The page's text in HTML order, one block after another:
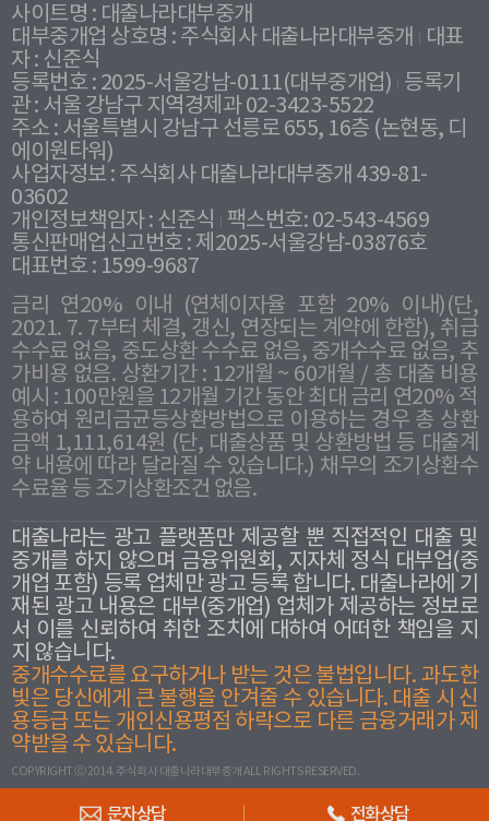
문자상담 전화상담
사이트명 : 대출나라대부중개
대부중개업 상호명 : 주식회사 대출나라대부중개
대표
자 : 신준식
등록번호 : 2025-서울강남-0111(대부중개업) 등록기
관 : 서울 강남구 지역경제과 02-3423-5522
주소 : 서울특별시 강남구 선릉로 655, 16층 (논현동, 디
에이원타워)
사업자정보 : 주식회사 대출나라대부중개 439-81-
03602
개인정보책임자 : 신준식
팩스번호: 02-543-4569
통신판매업신고번호 : 제2025-서울강남-03876호
대표번호 : 1599-9687
금리 연20% 이내 (연체이자율 포함 20% 이내)(단,
2021. 7. 7부터 체결, 갱신, 연장되는 계약에 한함), 취급
수수료 없음, 중도상환 수수료 없음, 중개수수료 없음, 추
가비용 없음. 상환기간 : 12개월 ~ 60개월 / 총 대출 비용
예시 : 100만원을 12개월 기간 동안 최대 금리 연20% 적
용하여 원리금균등상환방법으로 이용하는 경우 총 상환
금액 1,111,614원 (단, 대출상품 및 상환방법 등 대출계
약 내용에 따라 달라질 수 있습니다.) 채무의 조기상환수
수료율 등 조기상환조건 없음.
대출나라는 광고 플랫폼만 제공할 뿐 직접적인 대출 및
중개를 하지 않으며 금융위원회, 지자체 정식 대부업(중
개업 포함) 등록 업체만 광고 등록 합니다. 대출나라에 기
재된 광고 내용은 대부(중개업) 업체가 제공하는 정보로
서 이를 신뢰하여 취한 조치에 대하여 어떠한 책임을 지
지 않습니다.
중개수수료를 요구하거나 받는 것은 불법입니다. 과도한
빛은 당신에게 큰 불행을 안겨줄 수 있습니다. 대출 시 신
용등급 또는 개인신용평점 하락으로 다른 금융거래가 제
약받을 수 있습니다.
COPYRIGHT ⓒ 2014. 주식회사 대출나라대부중개 ALL RIGHTS RESERVED.